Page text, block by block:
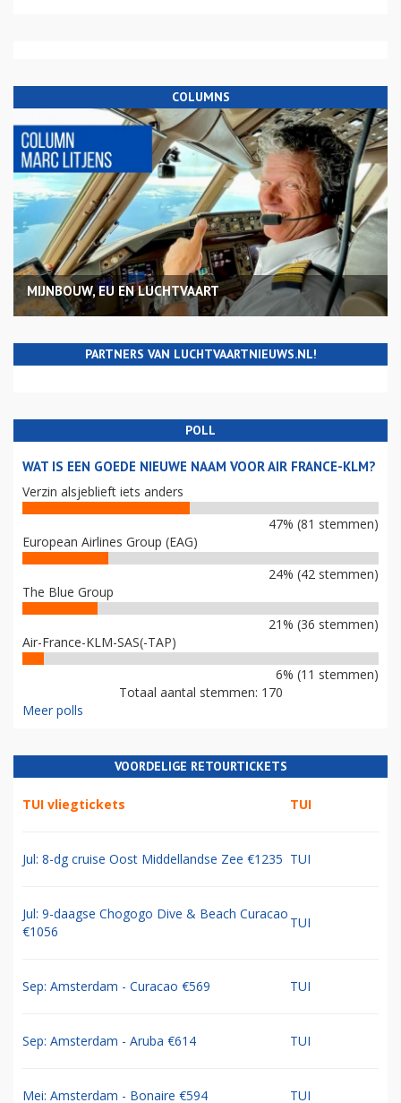
COLUMNS
MIJNBOUW, EU EN LUCHTVAART
PARTNERS VAN LUCHTVAARTNIEUWS.NL!
POLL
WAT IS EEN GOEDE NIEUWE NAAM VOOR AIR FRANCE-KLM?
Verzin alsjeblieft iets anders
47% (81 stemmen)
European Airlines Group (EAG)
24% (42 stemmen)
The Blue Group
21% (36 stemmen)
Air-France-KLM-SAS(-TAP)
6% (11 stemmen)
Totaal aantal stemmen: 170
Meer polls
VOORDELIGE RETOURTICKETS
TUI vliegtickets TUI
Jul: 8-dg cruise Oost Middellandse Zee €1235 TUI
Jul: 9-daagse Chogogo Dive & Beach Curacao
€1056
TUI
Sep: Amsterdam - Curacao €569 TUI
Sep: Amsterdam - Aruba €614 TUI
Mei: Amsterdam - Bonaire €594 TUI